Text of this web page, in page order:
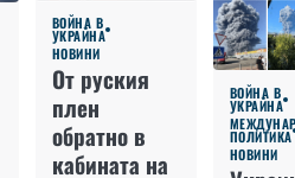
ВОЙНА В
УКРАЙНА
НОВИНИ
От руския
плен
обратно в
кабината на
ВОЙНА В
УКРАЙНА
ПОЛИТИКА
НОВИНИ